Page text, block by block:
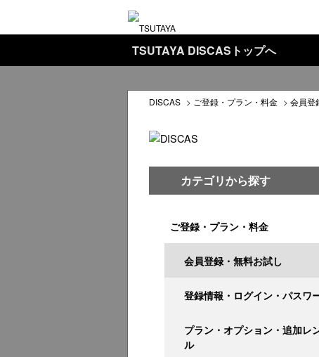
TSUTAYA DISCASトップへ
DISCAS > ご登録・プラン・料金 > 会員登
カテゴリから探す
ご登録・プラン・料金
会員登録・無料お試し
登録情報・ログイン・パスワ
プラン・オプション・追加レ
ル